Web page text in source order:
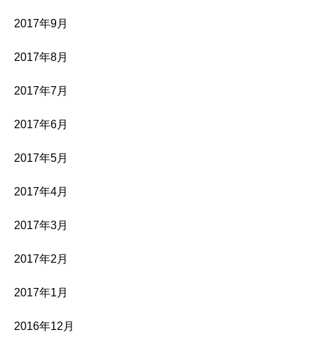
2017年9月
2017年8月
2017年7月
2017年6月
2017年5月
2017年4月
2017年3月
2017年2月
2017年1月
2016年12月